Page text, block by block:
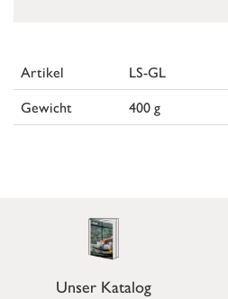
Artikel
LS-GL
Gewicht
400 g
Unser Katalog